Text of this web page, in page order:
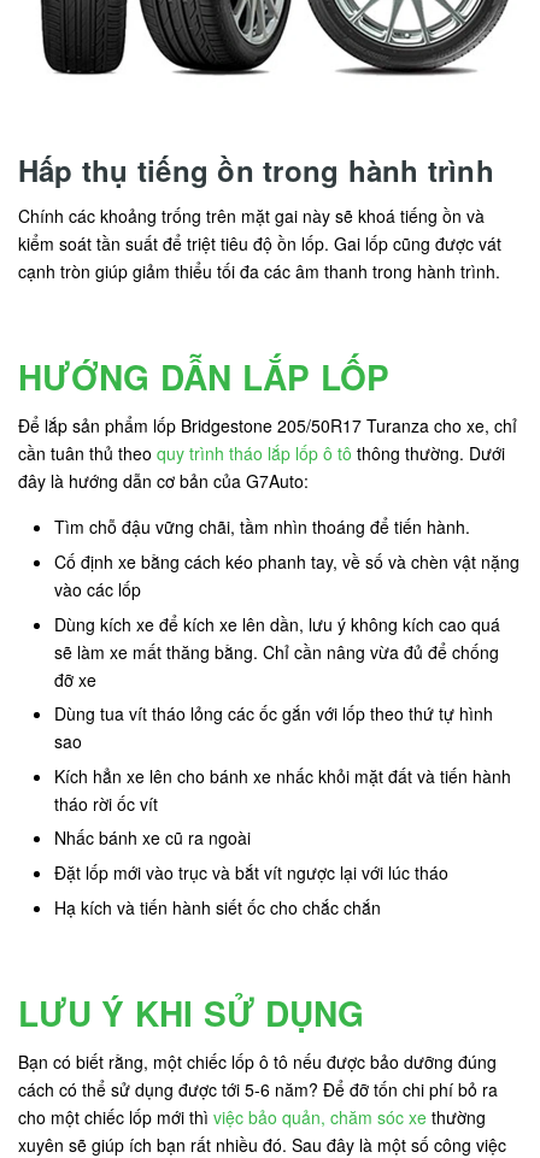
Hấp thụ tiếng ồn trong hành trình
Chính các khoảng trống trên mặt gai này sẽ khoá tiếng ồn và
kiểm soát tần suất để triệt tiêu độ ồn lốp. Gai lốp cũng được vát
cạnh tròn giúp giảm thiểu tối đa các âm thanh trong hành trình.
HƯỚNG DẪN LẮP LỐP
Để lắp sản phẩm lốp Bridgestone 205/50R17 Turanza cho xe, chỉ
cần tuân thủ theo quy trình tháo lắp lốp ô tô thông thường. Dưới
đây là hướng dẫn cơ bản của G7Auto:
Tìm chỗ đậu vững chãi, tầm nhìn thoáng để tiến hành.
Cố định xe bằng cách kéo phanh tay, về số và chèn vật nặng
vào các lốp
Dùng kích xe để kích xe lên dần, lưu ý không kích cao quá
sẽ làm xe mất thăng bằng. Chỉ cần nâng vừa đủ để chống
đỡ xe
Dùng tua vít tháo lỏng các ốc gắn với lốp theo thứ tự hình
sao
Kích hẳn xe lên cho bánh xe nhấc khỏi mặt đất và tiến hành
tháo rời ốc vít
Nhấc bánh xe cũ ra ngoài
Đặt lốp mới vào trục và bắt vít ngược lại với lúc tháo
Hạ kích và tiến hành siết ốc cho chắc chắn
LƯU Ý KHI SỬ DỤNG
Bạn có biết rằng, một chiếc lốp ô tô nếu được bảo dưỡng đúng
cách có thể sử dụng được tới 5-6 năm? Để đỡ tốn chi phí bỏ ra
cho một chiếc lốp mới thì việc bảo quản, chăm sóc xe thường
xuyên sẽ giúp ích bạn rất nhiều đó. Sau đây là một số công việc